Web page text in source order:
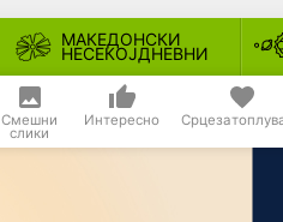
МАКЕДОНСКИ
НЕСЕКОЈДНЕВНИ
Смешни
слики
Интересно